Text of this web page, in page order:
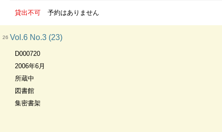
貸出不可 予約はありません
26 Vol.6 No.3 (23)
D000720
2006年6月
所蔵中
図書館
集密書架